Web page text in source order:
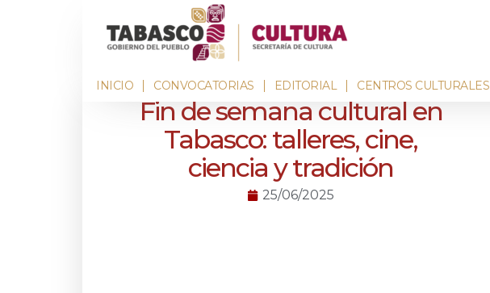
INICIO CONVOCATORIAS EDITORIAL CENTROS CULTURALES
Fin de semana cultural en
Tabasco: talleres, cine,
ciencia y tradición
25/06/2025